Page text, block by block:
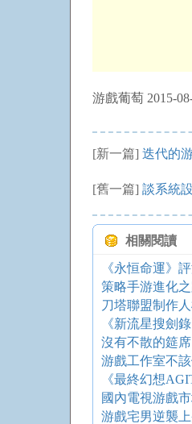
游戲葡萄 2015-
[新一篇] 迭代的
[舊一篇] 談系統
相關閱讀
《永恒命運》
策略手游進化
刀塔聯盟制作
《新流星搜劍
沒有不散的筵
游戲工作室不
《最終幻想
國內電視游戲
游戲宅男逆襲